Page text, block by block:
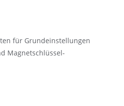
für Grundeinstellungen
Magnetschlüssel-